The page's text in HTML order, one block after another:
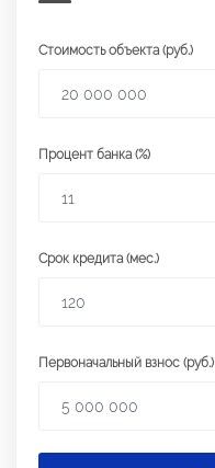
Стоимость объекта (руб.)
Процент банка (%)
Срок кредита (мес.)
Первоначальный взнос (руб.)